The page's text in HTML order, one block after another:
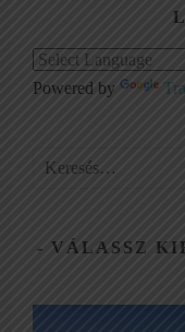
Powered by
Keresés:
VÁLASSZ